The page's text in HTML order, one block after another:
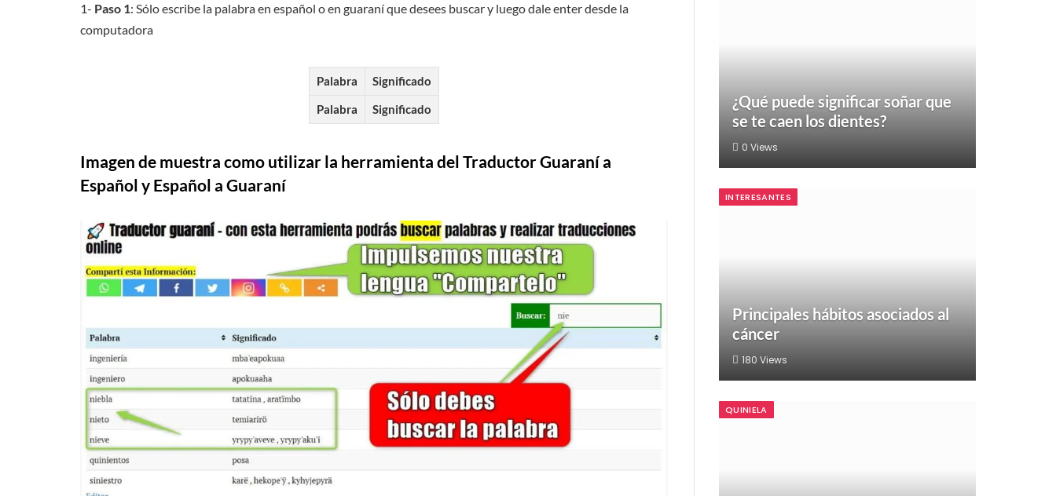
1- Paso 1: Sólo escribe la palabra en español o en guaraní que desees buscar y luego dale enter desde la
computadora
Palabra
Significado
Palabra
Significado
Imagen de muestra como utilizar la herramienta del Traductor Guaraní a
Español y Español a Guaraní
¿Qué puede significar soñar que
se te caen los dientes?
0 Views
INTERESANTES
Principales hábitos asociados al
cáncer
180 Views
QUINIELA